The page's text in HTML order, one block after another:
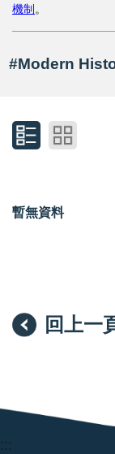
機制 。
#Modern
暫無資料
回上一
:::